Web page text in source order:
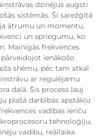
dzinējus augsti
sistēmās. Šī sarežģītā
ātrumu un momentu,
un spriegumu, ko
Mainīgās frekvences
ienākošo
shēmu, pēc tam atkal
ar regulējamu
daļā. Šis process ļauj
plašā darbības apstākļu
vadības ierīču
tehnoloģiju,
vadību, reāllaika